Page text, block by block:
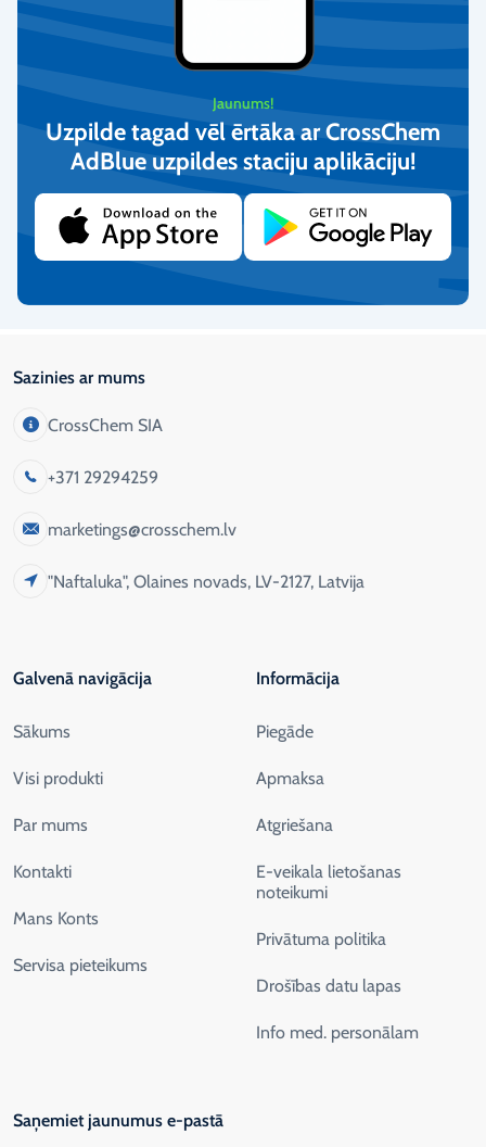
Vairāk informācijas
Klientu apkalpošana
Nodrošinām klientu atbalstu katru darba dienu no plkst. 9:00-
17:00.
Vairāk informācijas
Jaunums!
Uzpilde tagad vēl ērtāka ar CrossChem
AdBlue uzpildes staciju aplikāciju!​
Sazinies ar mums
CrossChem SIA
+371 29294259
marketings@crosschem.lv
"Naftaluka", Olaines novads, LV-2127, Latvija
Galvenā navigācija
Sākums
Visi produkti
Par mums
Kontakti
Mans Konts
Servisa pieteikums
Informācija
Piegāde
Apmaksa
Atgriešana
E-veikala lietošanas
noteikumi
Privātuma politika
Drošības datu lapas
Info med. personālam
Saņemiet jaunumus e-pastā